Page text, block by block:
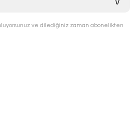
ve dilediğiniz zaman abonelikten